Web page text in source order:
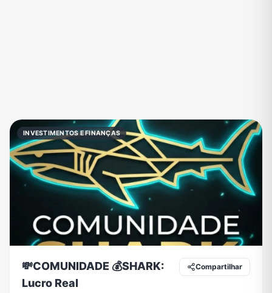
Notícias Outros Política Profissões
Redes Sociais
INVESTIMENTOS E FINANÇAS
💸COMUNIDADE 💰SHARK:
Lucro Real
Compartilhar